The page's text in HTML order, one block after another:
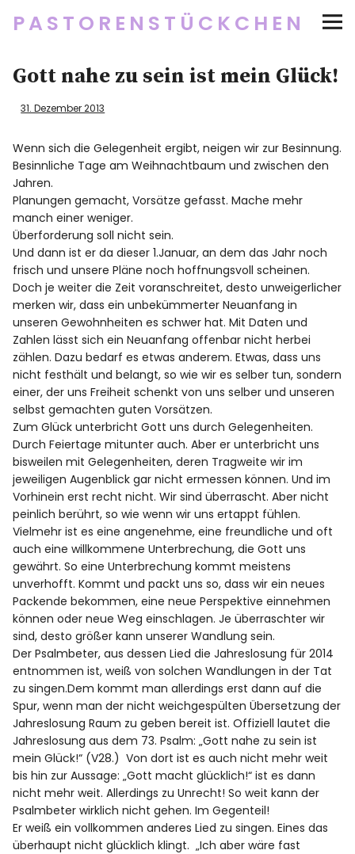
PASTORENSTÜCKCHEN
Über
Social Media
Newsletter
Impressum/Datenschutz
TwitterRSSInstagramFacebook
pinterest
flickr500px
Spotify
Gott nahe zu sein ist mein Glück!
31. Dezember 2013
Wenn sich die Gelegenheit ergibt, neigen wir zur Besinnung.
Besinnliche Tage am Weihnachtbaum und zwischen den
Jahren.
Planungen gemacht, Vorsätze gefasst. Mache mehr
manch einer weniger.
Überforderung soll nicht sein.
Und dann ist er da dieser 1.Januar, an dem das Jahr noch
frisch und unsere Pläne noch hoffnungsvoll scheinen.
Doch je weiter die Zeit voranschreitet, desto unweigerlicher
merken wir, dass ein unbekümmerter Neuanfang in
unseren Gewohnheiten es schwer hat. Mit Daten und
Zahlen lässt sich ein Neuanfang offenbar nicht herbei
zählen. Dazu bedarf es etwas anderem. Etwas, dass uns
nicht festhält und belangt, so wie wir es selber tun, sondern
einer, der uns Freiheit schenkt von uns selber und unseren
selbst gemachten guten Vorsätzen.
Zum Glück unterbricht Gott uns durch Gelegenheiten.
Durch Feiertage mitunter auch. Aber er unterbricht uns
bisweilen mit Gelegenheiten, deren Tragweite wir im
jeweiligen Augenblick gar nicht ermessen können. Und im
Vorhinein erst recht nicht. Wir sind überrascht. Aber nicht
peinlich berührt, so wie wenn wir uns ertappt fühlen.
Vielmehr ist es eine angenehme, eine freundliche und oft
auch eine willkommene Unterbrechung, die Gott uns
gewährt. So eine Unterbrechung kommt meistens
unverhofft. Kommt und packt uns so, dass wir ein neues
Packende bekommen, eine neue Perspektive einnehmen
können oder neue Weg einschlagen. Je überraschter wir
sind, desto größer kann unserer Wandlung sein.
Der Psalmbeter, aus dessen Lied die Jahreslosung für 2014
entnommen ist, weiß von solchen Wandlungen in der Tat
zu singen.Dem kommt man allerdings erst dann auf die
Spur, wenn man der nicht weichgespülten Übersetzung der
Jahreslosung Raum zu geben bereit ist. Offiziell lautet die
Jahreslosung aus dem 73. Psalm: „Gott nahe zu sein ist
mein Glück!“ (V28.) Von dort ist es auch nicht mehr weit
bis hin zur Aussage: „Gott macht glücklich!“ ist es dann
nicht mehr weit. Allerdings zu Unrecht! So weit kann der
Psalmbeter wirklich nicht gehen. Im Gegenteil!
Er weiß ein vollkommen anderes Lied zu singen. Eines das
überhaupt nicht glücklich klingt. „Ich aber wäre fast